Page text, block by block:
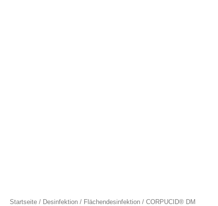
Startseite / Desinfektion / Flächendesinfektion / CORPUCID® DM